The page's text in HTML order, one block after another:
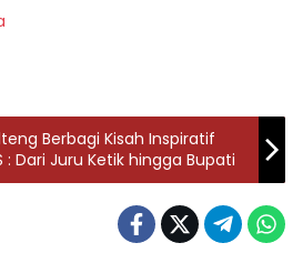
Berbagi Kisah Inspiratif
: Dari Juru Ketik hingga Bupati